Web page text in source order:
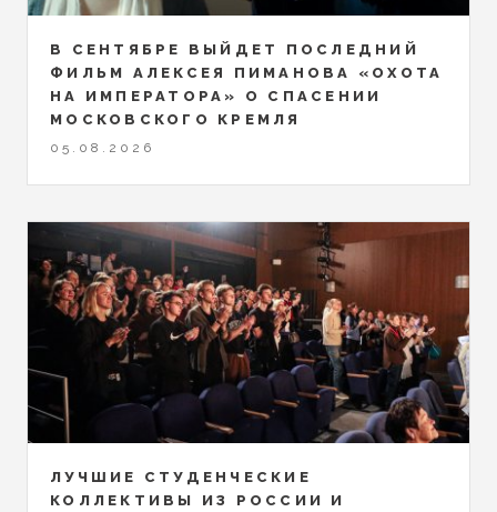
В СЕНТЯБРЕ ВЫЙДЕТ ПОСЛЕДНИЙ
ФИЛЬМ АЛЕКСЕЯ ПИМАНОВА «ОХОТА
НА ИМПЕРАТОРА» О СПАСЕНИИ
МОСКОВСКОГО КРЕМЛЯ
05.08.2026
ЛУЧШИЕ СТУДЕНЧЕСКИЕ
КОЛЛЕКТИВЫ ИЗ РОССИИ И